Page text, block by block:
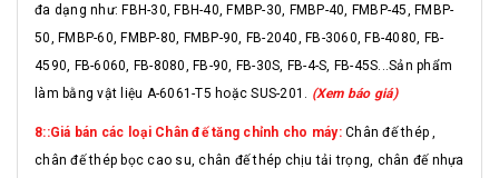
đa dạng như: FBH-30, FBH-40, FMBP-30, FMBP-40, FMBP-45, FMBP-
50, FMBP-60, FMBP-80, FMBP-90, FB-2040, FB-3060, FB-4080, FB-
4590, FB-6060, FB-8080, FB-90, FB-30S, FB-4-S, FB-45S...Sản phẩm
làm bằng vật liệu A-6061-T5 hoặc SUS-201.
(Xem báo giá)
8::Giá bán các loại Chân đế tăng chỉnh cho máy:Chân đế thép ,
chân đế thép bọc cao su, chân đế thép chịu tải trọng, chân đế nhựa